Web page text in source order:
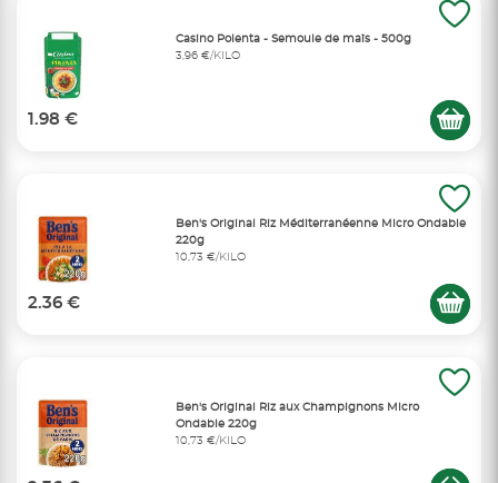
Casino Polenta - Semoule de maïs - 500g
3,96 €/KILO
1.98 €
Ben's Original Riz Méditerranéenne Micro Ondable
220g
10,73 €/KILO
2.36 €
Ben's Original Riz aux Champignons Micro
Ondable 220g
10,73 €/KILO